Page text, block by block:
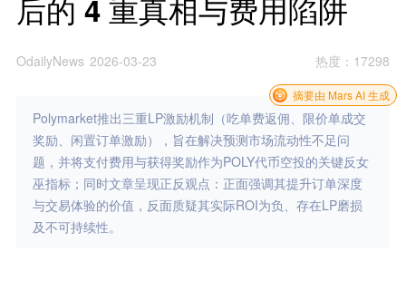
后的 4 重真相与费用陷阱
OdailyNews 2026-03-23 热度 ： 17298
Polymarket推出三重LP激励机制（吃单费返佣、限价单成交
奖励、闲置订单激励），旨在解决预测市场流动性不足问
题，并将支付费用与获得奖励作为POLY代币空投的关键反女
巫指标；同时文章呈现正反观点：正面强调其提升订单深度
与交易体验的价值，反面质疑其实际ROI为负、存在LP磨损
及不可持续性。
摘要由 Mars AI 生成